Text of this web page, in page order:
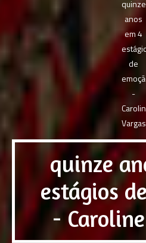
quinze
estágios
-